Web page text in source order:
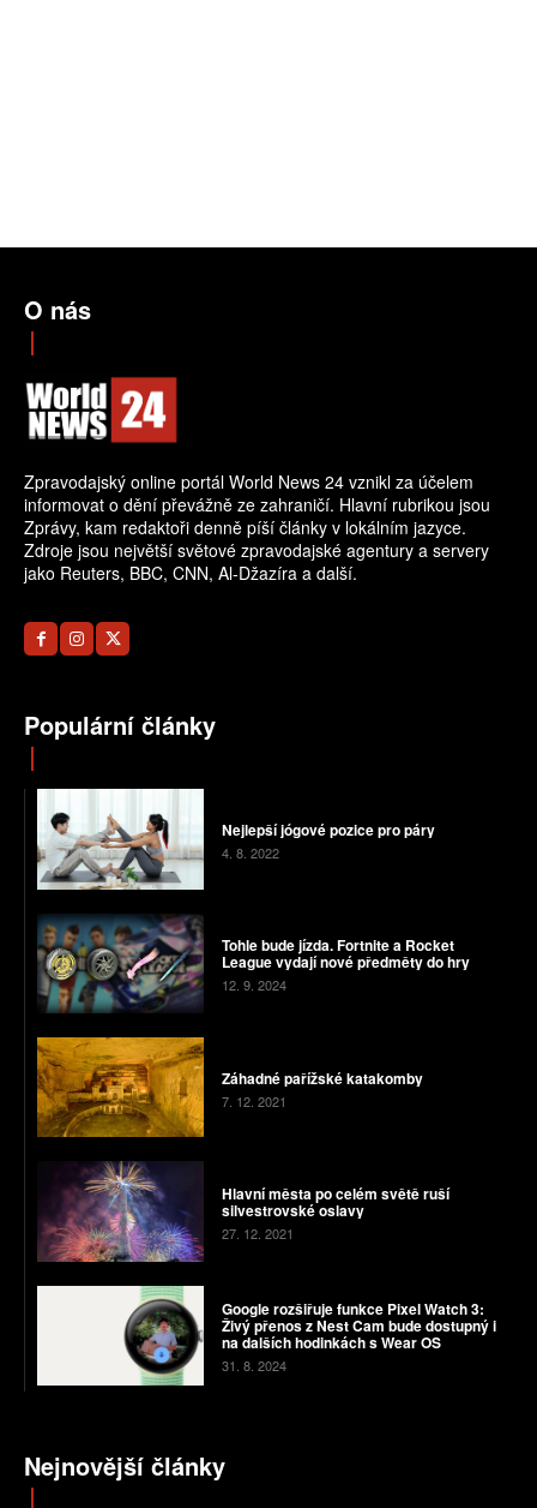
O nás
Zpravodajský online portál World News 24 vznikl za účelem
informovat o dění převážně ze zahraničí. Hlavní rubrikou jsou
Zprávy, kam redaktoři denně píší články v lokálním jazyce.
Zdroje jsou největší světové zpravodajské agentury a servery
jako Reuters, BBC, CNN, Al-Džazíra a další.
Populární články
Nejlepší jógové pozice pro páry
4. 8. 2022
Tohle bude jízda. Fortnite a Rocket
League vydají nové předměty do hry
12. 9. 2024
Záhadné pařížské katakomby
7. 12. 2021
Hlavní města po celém světě ruší
silvestrovské oslavy
27. 12. 2021
Google rozšiřuje funkce Pixel Watch 3:
Živý přenos z Nest Cam bude dostupný i
na dalších hodinkách s Wear OS
31. 8. 2024
Nejnovější články